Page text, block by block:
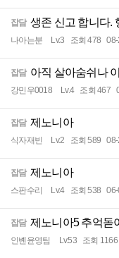
잡담 생존 신고 합니다.
나아는분 Lv.3 조회 478
잡담 아직 살아숨쉬나
강민우0018 Lv.4 조회 467
잡담 제노니아
식자재빈 Lv.2 조회 589
잡담 제노니아
스판수리 Lv.4 조회 538
잡담 제노니아5 추억돋
인볜윤영팀 Lv.53 조회 1166